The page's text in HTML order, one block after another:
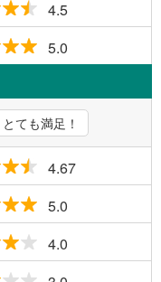
4.5
5.0
とても満足！
4.67
5.0
4.0